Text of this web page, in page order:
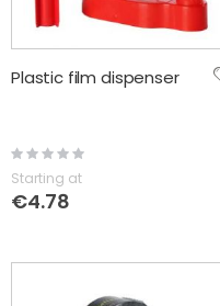
Plastic film dispenser
Rating:
Starting at
€4.78